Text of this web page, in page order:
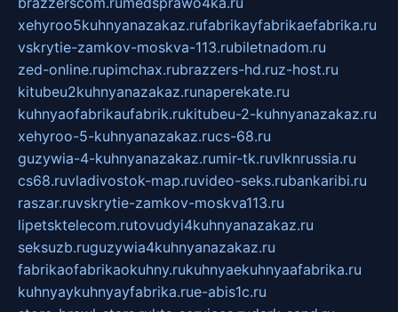
xehyroo5kuhnyanazakaz.rufabrikayfabrikaefabrika.ru
vskrytie-zamkov-moskva-113.rubiletnadom.ru
zed-online.rupimchax.rubrazzers-hd.ruz-host.ru
kitubeu2kuhnyanazakaz.runaperekate.ru
kuhnyaofabrikaufabrik.rukitubeu-2-kuhnyanazakaz.ru
xehyroo-5-kuhnyanazakaz.rucs-68.ru
guzywia-4-kuhnyanazakaz.rumir-tk.ruvlknrussia.ru
cs68.ruvladivostok-map.ruvideo-seks.rubankaribi.ru
raszar.ruvskrytie-zamkov-moskva113.ru
lipetsktelecom.rutovudyi4kuhnyanazakaz.ru
seksuzb.ruguzywia4kuhnyanazakaz.ru
fabrikaofabrikaokuhny.rukuhnyaekuhnyaafabrika.ru
kuhnyaykuhnyayfabrika.rue-abis1c.ru